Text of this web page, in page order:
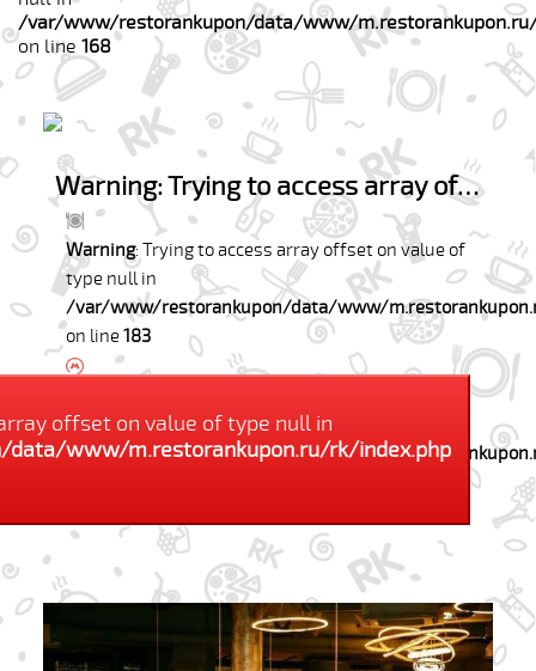
/var/www/restorankupon/data/www/
on line 168
Warning: Trying to access array offset on value of type null in
Warning: Trying to access array offset on value of
type null in
/var/www/restorankupon/data/www/
on line183
type null in
/var/www/restorankupon/data/www/
offset on value of type null in
www/m.restorankupon.ru/rk/index.php